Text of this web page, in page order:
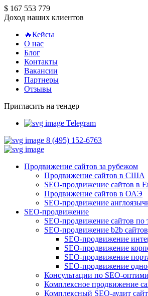
$ 167 553 779
Доход наших клиентов
🔥Кейсы
О нас
Блог
Контакты
Вакансии
Партнеры
Отзывы
Пригласить на тендер
Telegram
8 (495) 152-6763
Продвижение сайтов за рубежом
Продвижение сайтов в США
SEO-продвижение сайтов в
Продвижение сайтов в ОАЭ
SEO-продвижение
SEO-продвижение
SEO-продвижение сайтов по
SEO-продвижение b2b сайтов
SEO-продвижение
SEO-продвижение
SEO-продвижение
SEO-продвижение
Консультации по SEO-
Комплексное продвижение
Комплексный SEO-аудит